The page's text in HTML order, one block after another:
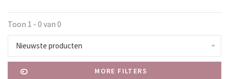
Toon 1 - 0 van 0
Nieuwste producten
MORE FILTERS